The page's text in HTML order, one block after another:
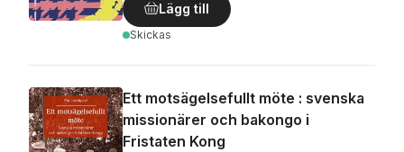
Lägg till
Skickas
Ett motsägelsefullt möte : svenska
missionärer och bakongo i
Fristaten Kong